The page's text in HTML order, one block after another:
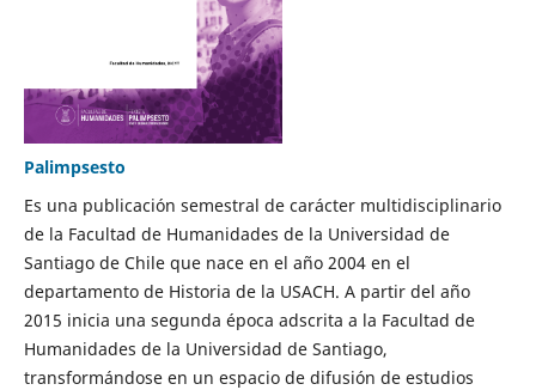
Palimpsesto
Es una publicación semestral de carácter multidisciplinario
de la Facultad de Humanidades de la Universidad de
Santiago de Chile que nace en el año 2004 en el
departamento de Historia de la USACH. A partir del año
2015 inicia una segunda época adscrita a la Facultad de
Humanidades de la Universidad de Santiago,
transformándose en un espacio de difusión de estudios